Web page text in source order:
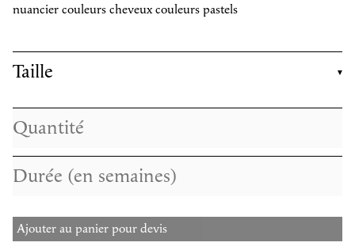
nuancier couleurs cheveux couleurs pastels
Taille
Ajouter au panier pour devis